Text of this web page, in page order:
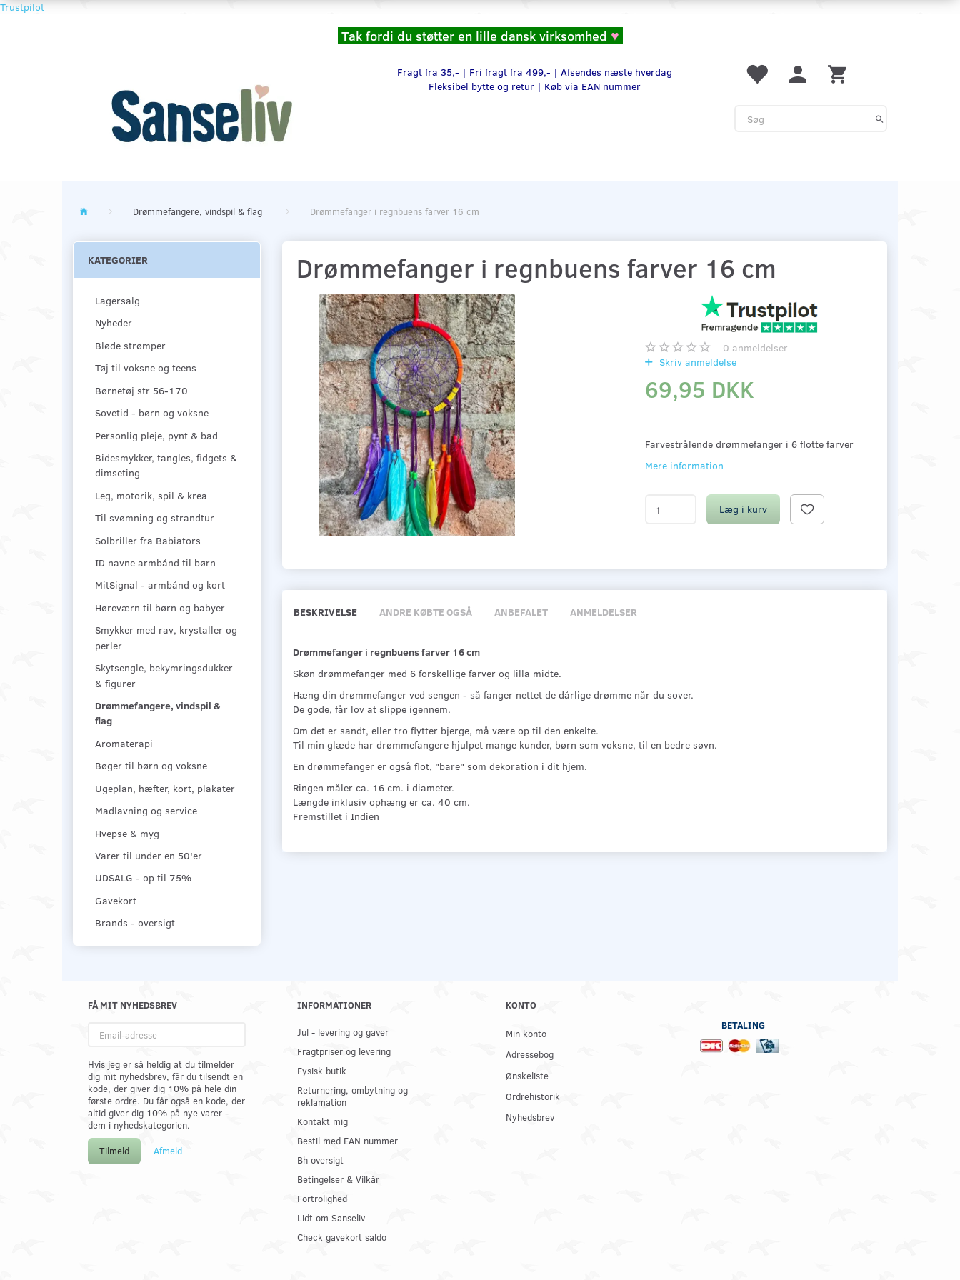
Trustpilot
Tak fordi du støtter en lille dansk virksomhed ♥
Fragt fra 35,- | Fri fragt fra 499,- | Afsendes næste hverdag
Fleksibel bytte og retur | Køb via EAN nummer
Drømmefangere, vindspil & flag Drømmefanger i regnbuens farver 16 cm
KATEGORIER
Lagersalg
Nyheder
Bløde strømper
Tøj til voksne og teens
Børnetøj str 56-170
Sovetid - børn og voksne
Personlig pleje, pynt & bad
Bidesmykker, tangles, fidgets &
dimseting
Leg, motorik, spil & krea
Til svømning og strandtur
Solbriller fra Babiators
ID navne armbånd til børn
MitSignal - armbånd og kort
Høreværn til børn og babyer
Smykker med rav, krystaller og
perler
Skytsengle, bekymringsdukker
& figurer
Drømmefangere, vindspil &
flag
Aromaterapi
Bøger til børn og voksne
Ugeplan, hæfter, kort, plakater
Madlavning og service
Hvepse & myg
Varer til under en 50'er
UDSALG - op til 75%
Gavekort
Brands - oversigt
Drømmefanger i regnbuens farver 16 cm
0 anmeldelser
Skriv anmeldelse
69,95 DKK
Farvestrålende drømmefanger i 6 flotte farver
Mere information
Læg i kurv
BESKRIVELSE ANDRE KØBTE OGSÅ ANBEFALET ANMELDELSER
Drømmefanger i regnbuens farver 16 cm
Skøn drømmefanger med 6 forskellige farver og lilla midte.
Hæng din drømmefanger ved sengen - så fanger nettet de dårlige drømme når du sover.
De gode, får lov at slippe igennem.
Om det er sandt, eller tro flytter bjerge, må være op til den enkelte.
Til min glæde har drømmefangere hjulpet mange kunder, børn som voksne, til en bedre søvn.
En drømmefanger er også flot, "bare" som dekoration i dit hjem.
Ringen måler ca. 16 cm. i diameter.
Længde inklusiv ophæng er ca. 40 cm.
Fremstillet i Indien
FÅ MIT NYHEDSBREV
adresse
Hvis jeg er så heldig at du tilmelder
dig mit nyhedsbrev, får du tilsendt en
kode, der giver dig 10% på hele din
første ordre. Du får også en kode, der
altid giver dig 10% på nye varer -
dem i nyhedskategorien.
Tilmeld Afmeld
INFORMATIONER
Jul - levering og gaver
Fragtpriser og levering
Fysisk butik
Returnering, ombytning og
reklamation
Kontakt mig
Bestil med EAN nummer
Bh oversigt
Betingelser & Vilkår
Fortrolighed
Lidt om Sanseliv
Check gavekort saldo
KONTO
Min konto
Adressebog
Ønskeliste
Ordrehistorik
Nyhedsbrev
BETALING